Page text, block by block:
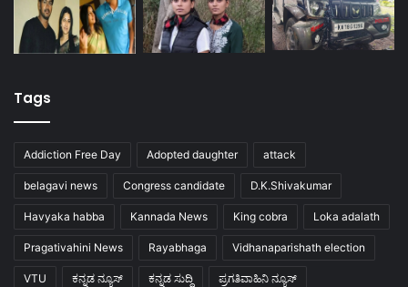
Tags
Addiction Free Day Adopted daughter attack
belagavi news Congress candidate D.K.Shivakumar
Havyaka habba Kannada News King cobra Loka adalath
Pragativahini News Rayabhaga Vidhanaparishath election
VTU ಕನ್ನಡ ನ್ಯೂಸ್ ಕನ್ನಡ ಸುದ್ದಿ ಪ್ರಗತಿವಾಹಿನಿ ನ್ಯೂಸ್